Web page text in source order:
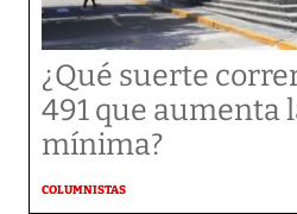
¿Qué suerte
491 que aumenta
mínima?
COLUMNISTAS